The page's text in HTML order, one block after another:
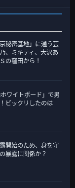
秘密基地」に通う芸
、ミキティ、大沢あ
の窪田から！
ホワイトボード」で男
ビックリしたのは
開始のため、身を守
暴露に関係か？